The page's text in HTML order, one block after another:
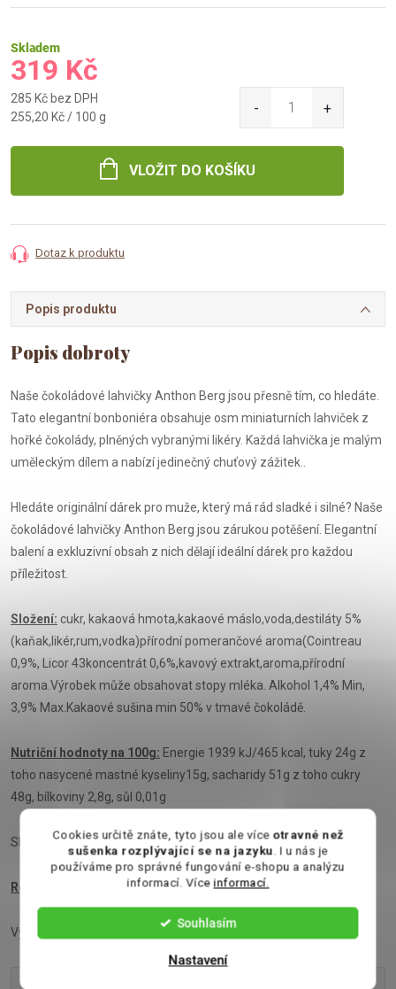
Cookies určitě znáte, tyto jsou ale více otravné než
sušenka rozplývající se na jazyku. I u nás je
používáme pro správné fungování e-shopu a analýzu
informací. Víceinformací.
Souhlasím
Nastavení
Skladem
319 Kč
285 Kč bez DPH
Měrná
255,20 Kč / 100 g
VLOŽIT DO KOŠÍKU
Dotaz k produktu
Popis produktu
Naše čokoládové lahvičky Anthon Berg jsou přesně tím, co hledáte.
Tato elegantní bonboniéra obsahuje osm miniaturních lahviček z
hořké čokolády, plněných vybranými likéry. Každá lahvička je malým
uměleckým dílem a nabízí jedinečný chuťový zážitek..
Hledáte originální dárek pro muže, který má rád sladké i silné? Naše
čokoládové lahvičky Anthon Berg jsou zárukou potěšení. Elegantní
balení a exkluzivní obsah z nich dělají ideální dárek pro každou
příležitost.
Složení: cukr, kakaová hmota,kakaové máslo,voda,destiláty 5%
(kaňak,likér,rum,vodka)přírodní pomerančové aroma(Cointreau
0,9%, Licor 43koncentrát 0,6%,kavový extrakt,aroma,přírodní
aroma.Výrobek může obsahovat stopy mléka. Alkohol 1,4% Min,
3,9% Max.Kakaové sušina min 50% v tmavé čokoládě.
Nutriční hodnoty na 100g: Energie 1939 kJ/465 kcal, tuky 24g z
toho nasycené mastné kyseliny15g, sacharidy 51g z toho cukry
48g, bílkoviny 2,8g, sůl 0,01g
Skladujte v suchu a chladu
Rozměr výrobku: 16 cm x 6,5 cm x 6,5 cm
Výrobce: Anthon Berg, Toms Alle 1, 2750 Ballerup, Dánsko